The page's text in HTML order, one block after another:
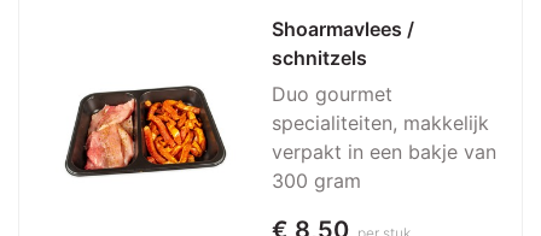
Shoarmavlees /
schnitzels
Duo gourmet
specialiteiten, makkelijk
verpakt in een bakje van
300 gram
€ 8,50